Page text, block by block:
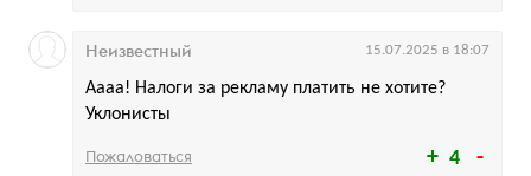
4
Аааа! Налоги за рекламу платить не хотите?
Уклонисты
Неизвестный 15.07.2025 в 18:07
Пожаловаться